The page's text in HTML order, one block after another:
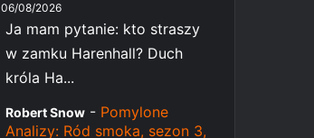
06/08/2026
Ja mam pytanie: kto straszy
w zamku Harenhall? Duch
króla Ha...
Robert Snow - Pomylone
Analizy: Ród smoka, sezon 3,